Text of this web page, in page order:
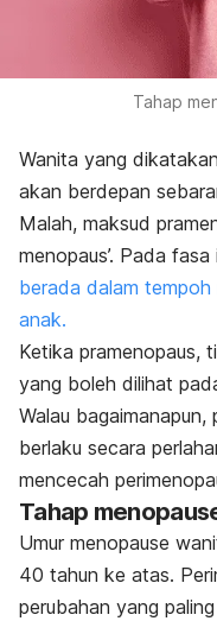
Tahap
Wanita yang
akan berdepan
Malah, maksud
menopaus’. Pada
berada dalam
anak.
Ketika pramenopaus,
yang boleh dilihat
Walau
berlaku secara
mencecah
Tahap
Umur menopause
40 tahun ke atas.
perubahan yang